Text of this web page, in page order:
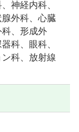
神経内科、
外科、心臓
、形成外
科、眼科、
科、放射線